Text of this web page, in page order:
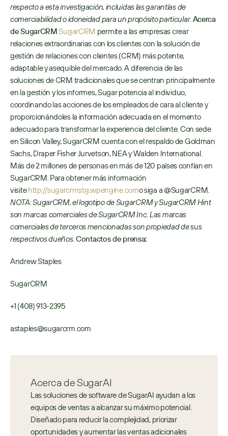
respecto a esta investigación, incluidas las garantías de
comerciabilidad o idoneidad para un propósito particular. Acerca
de SugarCRMSugarCRM permite a las empresas crear
relaciones extraordinarias con los clientes con la solución de
gestión de relaciones con clientes (CRM) más potente,
adaptable y asequible del mercado. A diferencia de las
soluciones de CRM tradicionales que se centran principalmente
en la gestión y los informes, Sugar potencia al individuo,
coordinando las acciones de los empleados de cara al cliente y
proporcionándoles la información adecuada en el momento
adecuado para transformar la experiencia del cliente. Con sede
en Silicon Valley, SugarCRM cuenta con el respaldo de Goldman
Sachs, Draper Fisher Jurvetson, NEA y Walden International.
Más de 2 millones de personas en más de 120 países confían en
SugarCRM. Para obtener más información
visite http://sugarcrmstg.wpengine.com
o siga a @SugarCRM.
NOTA: SugarCRM, el logotipo de SugarCRM y SugarCRM Hint
son marcas comerciales de SugarCRM Inc. Las marcas
comerciales de terceros mencionadas son propiedad de sus
respectivos dueños.Contactos de prensa:
Andrew Staples
SugarCRM
+1 (408) 913-2395
astaples@sugarcrm.com
Acerca de SugarAI
Las soluciones de software de SugarAI ayudan a los
equipos de ventas a alcanzar su máximo potencial.
Diseñado para reducir la complejidad, priorizar
oportunidades y aumentar las ventas adicionales